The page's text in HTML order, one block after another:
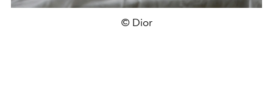
© Dior